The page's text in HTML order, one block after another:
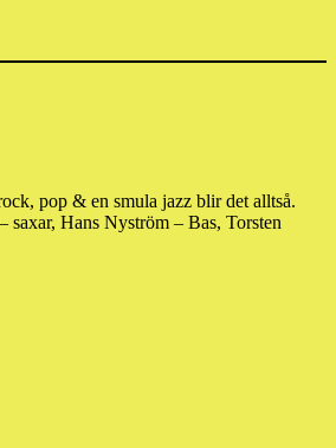
pop & en smula jazz blir det alltså.
Hans Nyström – Bas, Torsten